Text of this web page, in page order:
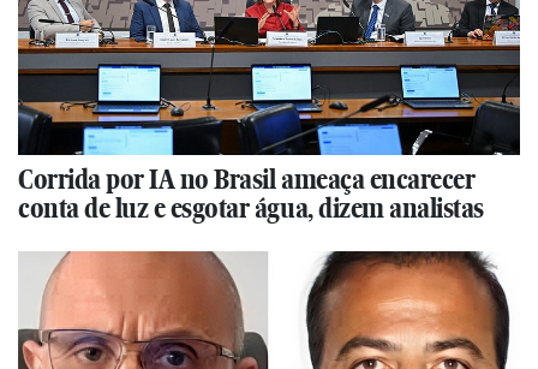
Corrida por IA no Brasil ameaça encarecer
conta de luz e esgotar água, dizem analistas